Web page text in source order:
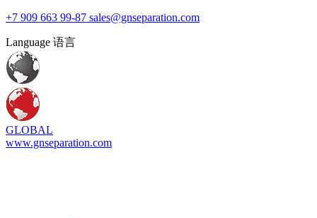
+7 909 663 99-87 sales@gnseparation.com
Language 语言
GLOBAL
www.gnseparation.com